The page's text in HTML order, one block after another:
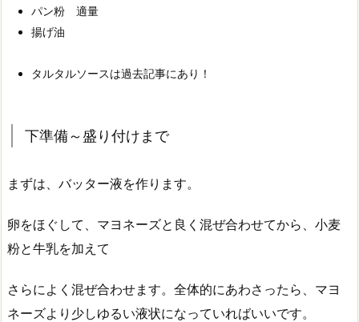
パン粉 適量
揚げ油
タルタルソースは過去記事にあり！
下準備～盛り付けまで
まずは、バッター液を作ります。
卵をほぐして、マヨネーズと良く混ぜ合わせてから、小麦
粉と牛乳を加えて
さらによく混ぜ合わせます。全体的にあわさったら、マヨ
ネーズより少しゆるい液状になっていればいいです。